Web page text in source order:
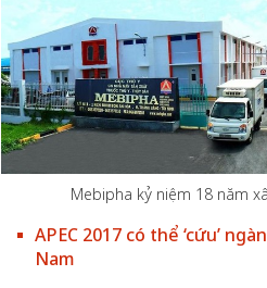
Mebipha kỷ niệm 18 năm
APEC 2017 có thể ‘cứu’
Nam